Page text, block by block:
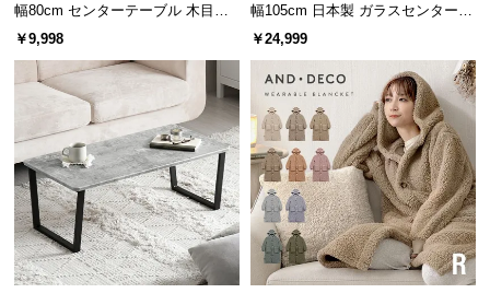
飾って楽しめる収納スペース
小テーブル天板下には収納棚付き。お気に入りの小
物や本を飾って、ディスプレイを楽しむこともでき
ます。
幅80cm センターテーブル 木目調/
モルタル調 収納付き テーパードレ
￥9,998
幅105cm 日本製 ガラスセンターテ
ーブル
￥24,999